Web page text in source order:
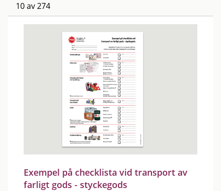
10 av 274
Exempel på checklista vid transport av
farligt gods - styckegods